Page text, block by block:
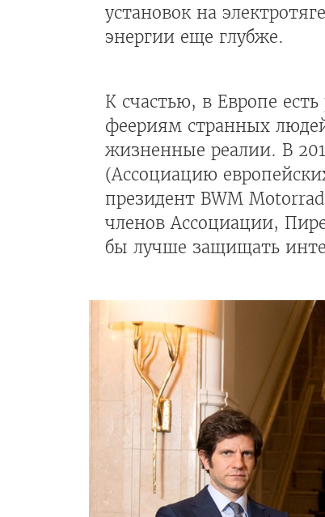
установок на
энергии еще глубже.
К счастью, в Европе
феериям странных
жизненные реалии. В
(Ассоциацию
президент BWM
членов Ассоциации,
бы лучше защищать